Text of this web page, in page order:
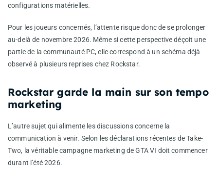
configurations matérielles.
Pour les joueurs concernés, l’attente risque donc de se prolonger
au-delà de novembre 2026. Même si cette perspective déçoit une
partie de la communauté PC, elle correspond à un schéma déjà
observé à plusieurs reprises chez Rockstar.
Rockstar garde la main sur son tempo
marketing
L’autre sujet qui alimente les discussions concerne la
communication à venir. Selon les déclarations récentes de Take-
Two, la véritable campagne marketing de GTA VI doit commencer
durant l’été 2026.